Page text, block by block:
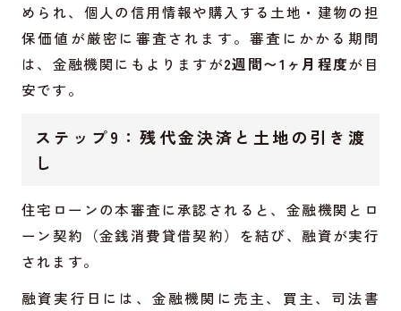
められ、個人の信用情報や購入する土地・建物の担
保価値が厳密に審査されます。審査にかかる期間
は、金融機関にもよりますが2週間〜1ヶ月程度が目
安です。
ステップ9：残代金決済と土地の引き渡
し
住宅ローンの本審査に承認されると、金融機関とロ
ーン契約（金銭消費貸借契約）を結び、融資が実行
されます。
融資実行日には、金融機関に売主、買主、司法書